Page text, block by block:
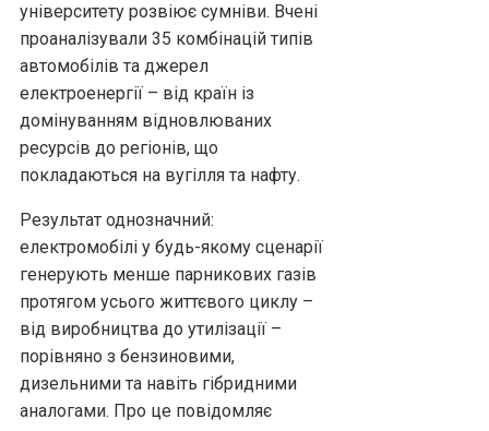
університету розвіює сумніви. Вчені
проаналізували 35 комбінацій типів
автомобілів та джерел
електроенергії – від країн із
домінуванням відновлюваних
ресурсів до регіонів, що
покладаються на вугілля та нафту.
Результат однозначний:
електромобілі у будь-якому сценарії
генерують менше парникових газів
протягом усього життєвого циклу –
від виробництва до утилізації –
порівняно з бензиновими,
дизельними та навіть гібридними
аналогами. Про це повідомляє